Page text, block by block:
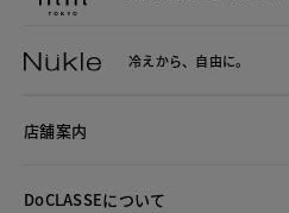
冷えから、 自由に。
店舗案内
DoCLASSEについて